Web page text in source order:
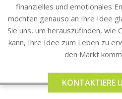
finanzielles und emotionales
möchten genauso an Ihre Idee
Sie uns, um herauszufinden, wie
kann, Ihre Idee zum Leben zu
den Markt
KONTAKTIERE